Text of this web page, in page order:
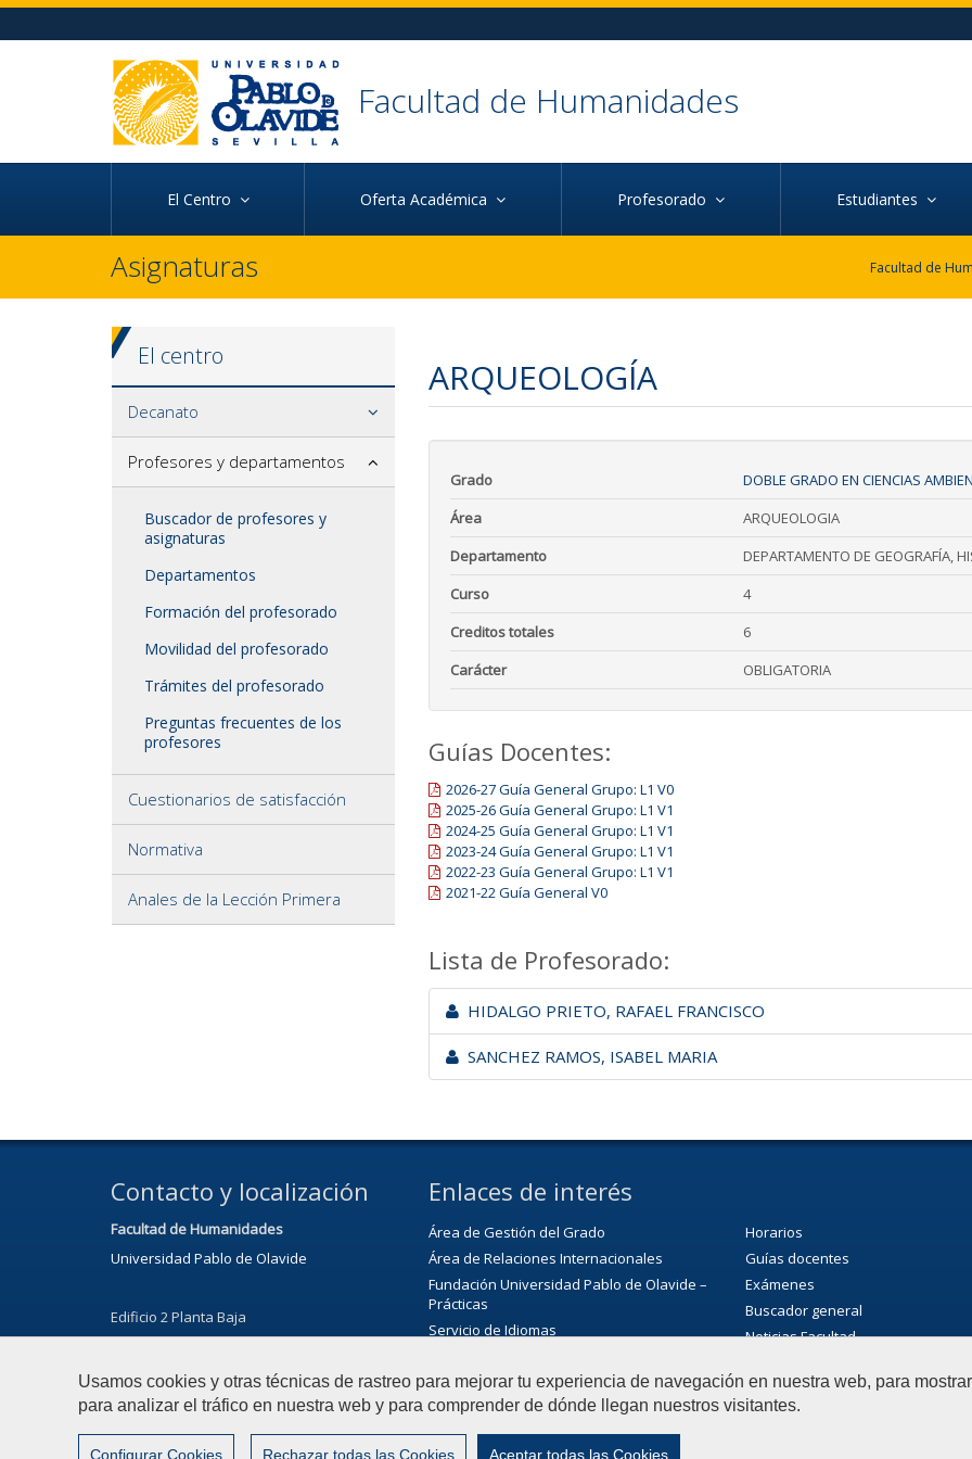
Usamos cookies y otras técnicas de rastreo para mejorar tu experiencia de navegación en nuestra web, para
para analizar el tráfico en nuestra web y para comprender de dónde llegan nuestros visitantes.
Configurar Cookies Rechazar todas las Cookies Aceptar todas las Cookies
Ir al contenido principal de la página (alt + s)
Ir al pie de la página (alt + p)
Ir al menú principal (alt + u)
Facultad de Humanidades
El Centro Oferta Académica Profesorado Estudiantes
Asignaturas
El centro
Decanato
Profesores y departamentos
Buscador de profesores y
asignaturas
Departamentos
Formación del profesorado
Movilidad del profesorado
Trámites del profesorado
Preguntas frecuentes de los
profesores
Cuestionarios de satisfacción
Normativa
Anales de la Lección Primera
ARQUEOLOGÍA
Grado
DOBLE GRADO EN CIENCIAS
Área
ARQUEOLOGIA
Departamento
DEPARTAMENTO DE GEOGRAFÍA,
Curso
4
Creditos totales
6
Carácter
OBLIGATORIA
Guías Docentes:
2026-27 Guía General Grupo: L1 V0
2025-26 Guía General Grupo: L1 V1
2024-25 Guía General Grupo: L1 V1
2023-24 Guía General Grupo: L1 V1
2022-23 Guía General Grupo: L1 V1
2021-22 Guía General V0
Lista de Profesorado:
HIDALGO PRIETO, RAFAEL FRANCISCO
SANCHEZ RAMOS, ISABEL MARIA
Contacto y localización
Facultad de Humanidades
Universidad Pablo de Olavide
Edificio 2 Planta Baja
41089 - Dos Hermanas (Sevilla, España)
Tel.: 665 901 400
E-mail:secfhum@upo.es
Enlaces de interés
Área de Gestión del Grado
Área de Relaciones Internacionales
Fundación Universidad Pablo de Olavide –
Prácticas
Servicio de Idiomas
Servicio de atención a la diversidad
funcional
Biblioteca/CRAI
Horarios
Guías docentes
Exámenes
Buscador general
Noticias Facultad